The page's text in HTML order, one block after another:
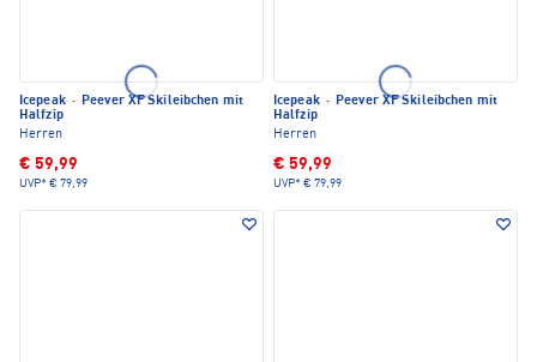
Icepeak · Peever XF Skileibchen mit
Halfzip
Herren
€ 59,99
UVP* € 79,99
Icepeak · Peever XF Skileibchen mit
Halfzip
Herren
€ 59,99
UVP* € 79,99